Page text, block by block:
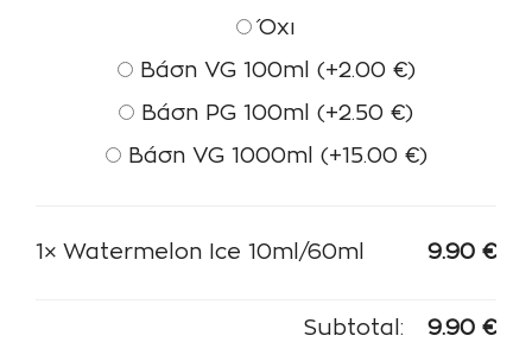
Όχι
Βάση VG 100ml (+2.00 €)
Βάση PG 100ml (+2.50 €)
Βάση VG 1000ml (+15.00 €)
1× Watermelon Ice 10ml/60ml 9.90 €
Subtotal: 9.90 €